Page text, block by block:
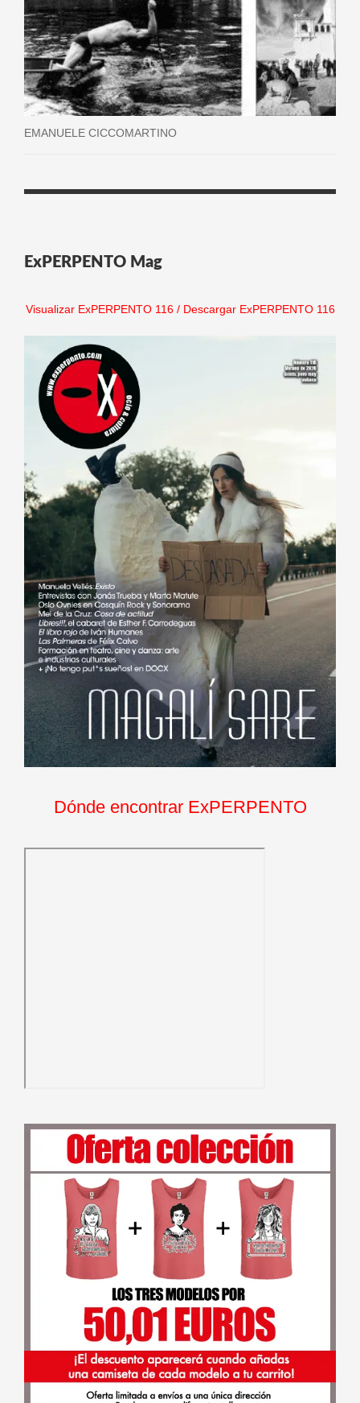
EMANUELE CICCOMARTINO
ExPERPENTO Mag
Visualizar ExPERPENTO 116/ Descargar ExPERPENTO 116
Dónde encontrar ExPERPENTO